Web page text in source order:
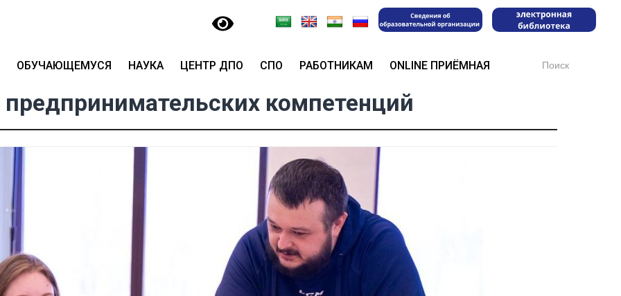
ОБУЧАЮЩЕМУСЯ НАУКА ЦЕНТР ДПО СПО РАБОТНИКАМ ONLINE ПРИЁМНАЯ for:
предпринимательских компетенций